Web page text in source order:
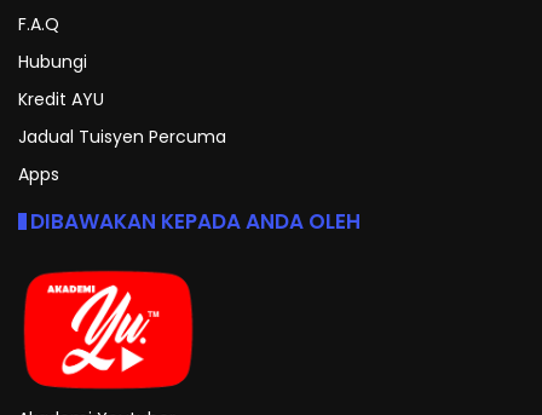
F.A.Q
Hubungi
Kredit AYU
Jadual Tuisyen Percuma
Apps
DIBAWAKAN KEPADA ANDA OLEH